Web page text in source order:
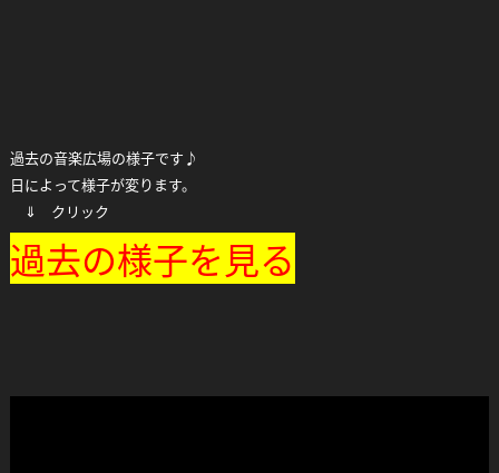
過去の音楽広場の様子です♪
日によって様子が変ります。
⇓ クリック
過去の様子を見る